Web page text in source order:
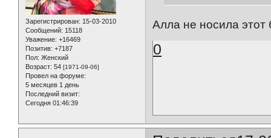
Зарегистрирован: 15-03-2010
Сообщений: 15118
Уважение: +16469
Позитив: +7187
Пол: Женский
Возраст: 54 [1971-09-06]
Провел на форуме:
5 месяцев 1 день
Последний визит:
Сегодня 01:46:39
Алла не носила этот
0